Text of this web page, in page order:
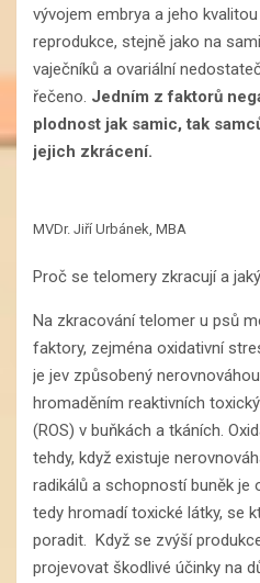
vývojem embrya a jeho
reprodukce, stejně jako na
vaječníků a ovariální
řečeno. Jedním z faktorů
plodnost jak samic, tak
jejich zkrácení.
MVDr. Jiří Urbánek, MBA
Proč se telomery zkracují a
Na zkracování telomer u psů
faktory, zejména oxidativní
je jev způsobený
hromaděním reaktivních
(ROS) v buňkách a tkáních.
tehdy, když existuje
radikálů a schopností buněk je
tedy hromadí toxické látky, se
poradit. Když se zvýší
projevovat škodlivé účinky na